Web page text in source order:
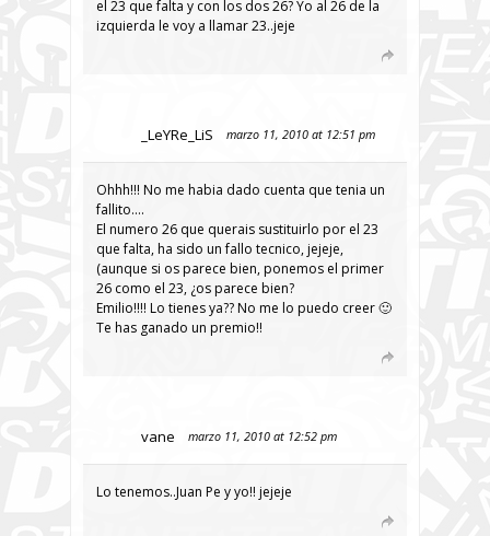
el 23 que falta y con los dos 26? Yo al 26 de la
izquierda le voy a llamar 23..jeje
_LeYRe_LiS marzo 11, 2010 at 12:51 pm
Ohhh!!! No me habia dado cuenta que tenia un
fallito….
El numero 26 que querais sustituirlo por el 23
que falta, ha sido un fallo tecnico, jejeje,
(aunque si os parece bien, ponemos el primer
26 como el 23, ¿os parece bien?
Emilio!!!! Lo tienes ya?? No me lo puedo creer 🙂
Te has ganado un premio!!
vane marzo 11, 2010 at 12:52 pm
Lo tenemos..Juan Pe y yo!! jejeje